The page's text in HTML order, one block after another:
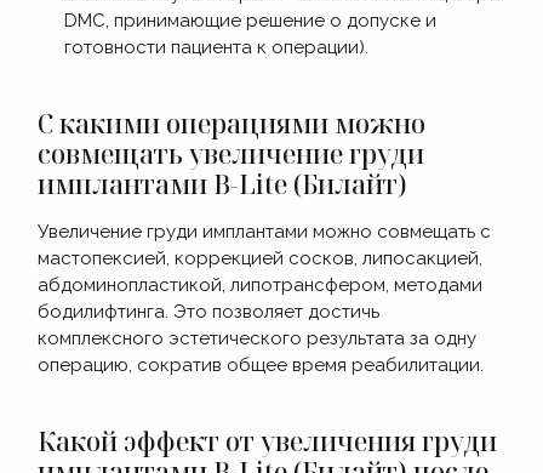
DMC, принимающие решение о допуске и
готовности пациента к операции).
С какими операциями можно
совмещать увеличение груди
имплантами B-Lite (Билайт)
Увеличение груди имплантами можно совмещать с
мастопексией, коррекцией сосков, липосакцией,
абдоминопластикой, липотрансфером, методами
бодилифтинга. Это позволяет достичь
комплексного эстетического результата за одну
операцию, сократив общее время реабилитации.
Какой эффект от увеличения груди